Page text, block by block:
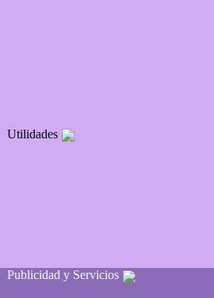
Utilidades
Publicidad y Servicios